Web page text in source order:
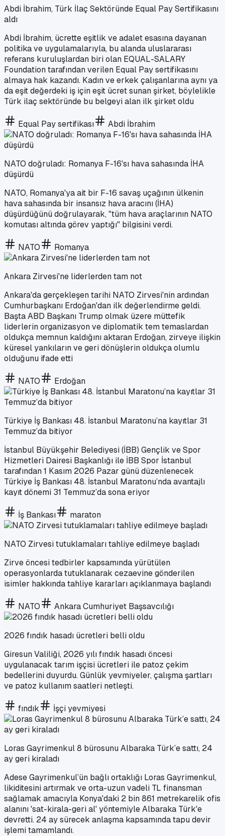
Abdi İbrahim, Türk İlaç Sektöründe Equal Pay Sertifikasını
aldı
Abdi İbrahim, ücrette eşitlik ve adalet esasına dayanan
politika ve uygulamalarıyla, bu alanda uluslararası
referans kuruluşlardan biri olan EQUAL-SALARY
Foundation tarafından verilen Equal Pay sertifikasını
almaya hak kazandı. Kadın ve erkek çalışanlarına aynı ya
da eşit değerdeki iş için eşit ücret sunan şirket, böylelikle
Türk ilaç sektöründe bu belgeyi alan ilk şirket oldu
Equal Pay sertifikası Abdi İbrahim
NATO doğruladı: Romanya F-16'sı hava sahasında İHA
düşürdü
NATO, Romanya'ya ait bir F-16 savaş uçağının ülkenin
hava sahasında bir insansız hava aracını (İHA)
düşürdüğünü doğrulayarak, "tüm hava araçlarının NATO
komutası altında görev yaptığı" bilgisini verdi.
NATO Romanya
Ankara Zirvesi'ne liderlerden tam not
Ankara'da gerçekleşen tarihi NATO Zirvesi'nin ardından
Cumhurbaşkanı Erdoğan'dan ilk değerlendirme geldi.
Başta ABD Başkanı Trump olmak üzere müttefik
liderlerin organizasyon ve diplomatik tem temaslardan
oldukça memnun kaldığını aktaran Erdoğan, zirveye ilişkin
küresel yankıların ve geri dönüşlerin oldukça olumlu
olduğunu ifade etti
NATO Erdoğan
Türkiye İş Bankası 48. İstanbul Maratonu’na kayıtlar 31
Temmuz’da bitiyor
İstanbul Büyükşehir Belediyesi (İBB) Gençlik ve Spor
Hizmetleri Dairesi Başkanlığı ile İBB Spor İstanbul
tarafından 1 Kasım 2026 Pazar günü düzenlenecek
Türkiye İş Bankası 48. İstanbul Maratonu’nda avantajlı
kayıt dönemi 31 Temmuz’da sona eriyor
İş Bankası maraton
NATO Zirvesi tutuklamaları tahliye edilmeye başladı
Zirve öncesi tedbirler kapsamında yürütülen
operasyonlarda tutuklanarak cezaevine gönderilen
isimler hakkında tahliye kararları açıklanmaya başlandı
NATO Ankara Cumhuriyet Başsavcılığı
2026 fındık hasadı ücretleri belli oldu
Giresun Valiliği, 2026 yılı fındık hasadı öncesi
uygulanacak tarım işçisi ücretleri ile patoz çekim
bedellerini duyurdu. Günlük yevmiyeler, çalışma şartları
ve patoz kullanım saatleri netleşti.
fındık İşçi yevmiyesi
Loras Gayrimenkul 8 bürosunu Albaraka Türk’e sattı, 24
ay geri kiraladı
Adese Gayrimenkul’ün bağlı ortaklığı Loras Gayrimenkul,
likiditesini artırmak ve orta-uzun vadeli TL finansman
sağlamak amacıyla Konya'daki 2 bin 861 metrekarelik ofis
alanını 'sat-kirala-geri al' yöntemiyle Albaraka Türk'e
devretti. 24 ay sürecek anlaşma kapsamında tapu devir
işlemi tamamlandı.